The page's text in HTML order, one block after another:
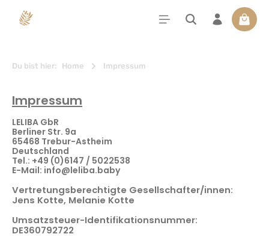
springen
Du bist hier: Home Impressum
Impressum
LELIBA GbR
Berliner Str. 9a
65468 Trebur-Astheim
Deutschland
Tel.: +49 (0)6147 / 5022538
E-Mail: info@leliba.baby
Vertretungsberechtigte Gesellschafter/innen:
Jens Kotte, Melanie Kotte
Umsatzsteuer-Identifikationsnummer:
DE360792722